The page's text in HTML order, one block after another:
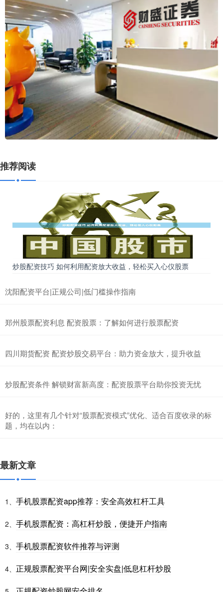
推荐阅读
炒股配资技巧 如何利用配资放大收益，轻松买入心仪股票
沈阳配资平台|正规公司|低门槛操作指南
郑州股票配资利息 配资股票：了解如何进行股票配资
四川期货配资 配资炒股交易平台：助力资金放大，提升收益
炒股配资条件 解锁财富新高度：配资股票平台助你投资无忧
好的，这里有几个针对“股票配资模式”优化、适合百度收录的标
题，均在以内：
最新文章
1、 手机股票配资app推荐：安全高效杠杆工具
2、 手机股票配资：高杠杆炒股，便捷开户指南
3、 手机股票配资软件推荐与评测
4、 正规股票配资平台网|安全实盘|低息杠杆炒股